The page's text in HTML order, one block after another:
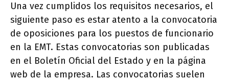
Una vez cumplidos los requisitos necesarios, el
siguiente paso es estar atento a la convocatoria
de oposiciones para los puestos de funcionario
en la EMT. Estas convocatorias son publicadas
en el Boletín Oficial del Estado y en la página
web de la empresa. Las convocatorias suelen